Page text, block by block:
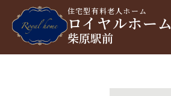
住宅型有料老人ホーム
ロイヤルホーム
柴原駅前